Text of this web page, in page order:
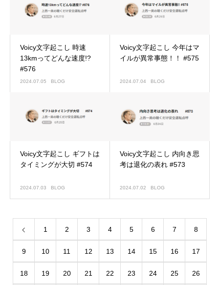
Voicy文字起こし 時速
13kmってどんな速度!?
#576
2024.07.05 BLOG
Voicy文字起こし 今年はマ
イルが異常事態！！ #575
2024.07.04 BLOG
Voicy文字起こし ギフトは
タイミングが大切 #574
2024.07.03 BLOG
Voicy文字起こし 内向き思
考は退化の表れ #573
2024.07.02 BLOG
1 2 3 4 5 6 7 8
9 10 11 12 13 14 15 16 17
18 19 20 21 22 23 24 25 26